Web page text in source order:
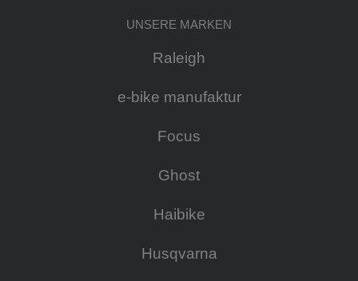
UNSERE MARKEN
Raleigh
e-bike manufaktur
Focus
Ghost
Haibike
Husqvarna